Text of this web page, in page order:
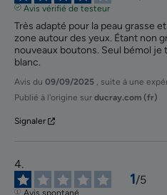
Avis vérifié de testeur
Très adapté pour la peau grasse
zone autour des yeux. Étant non
nouveaux boutons. Seul bémol je
blanc.
Avis du 09/09/2025 , suite à une
Publié à l'origine sur ducray.com (fr)
Signaler
1/5